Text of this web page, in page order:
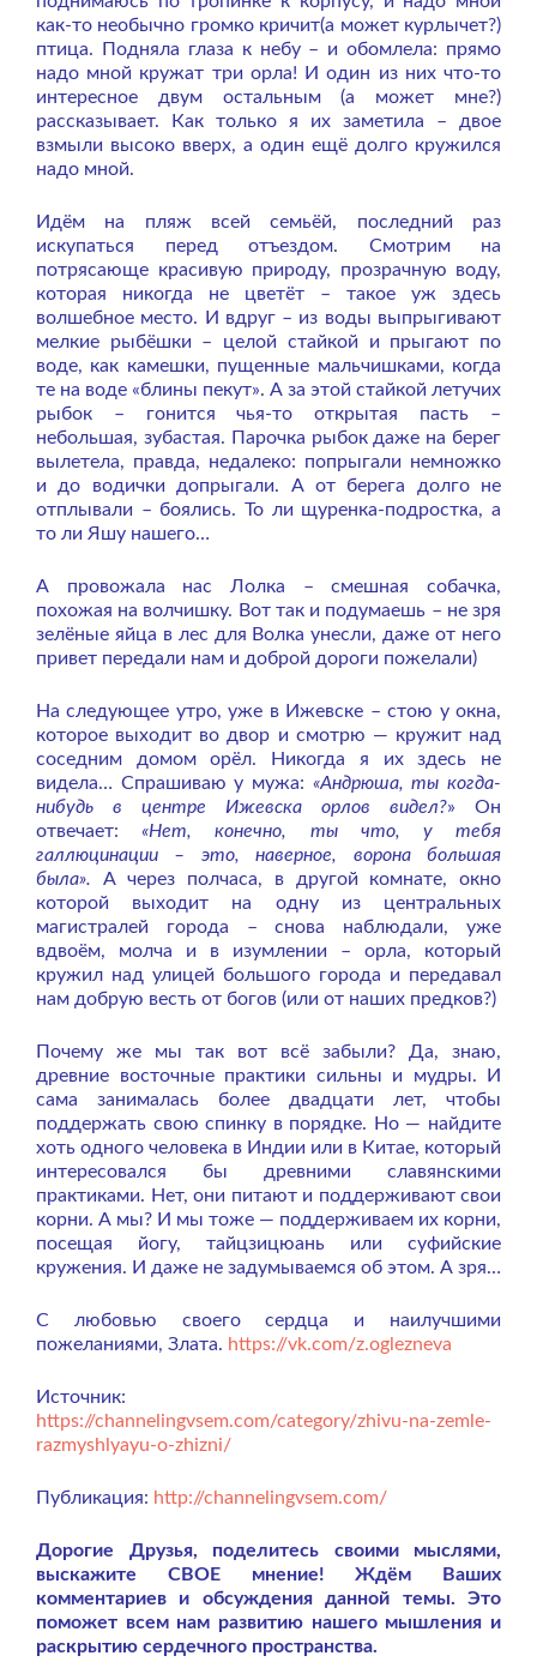
как-то необычно громко кричит(а может курлычет?)
птица. Подняла глаза к небу – и обомлела: прямо
надо мной кружат три орла! И один из них что-то
интересное двум остальным (а может мне?)
рассказывает. Как только я их заметила – двое
взмыли высоко вверх, а один ещё долго кружился
надо мной.
Идём на пляж всей семьёй, последний раз
искупаться перед отъездом. Смотрим на
потрясающе красивую природу, прозрачную воду,
которая никогда не цветёт – такое уж здесь
волшебное место. И вдруг – из воды выпрыгивают
мелкие рыбёшки – целой стайкой и прыгают по
воде, как камешки, пущенные мальчишками, когда
те на воде «блины пекут». А за этой стайкой летучих
рыбок – гонится чья-то открытая пасть –
небольшая, зубастая. Парочка рыбок даже на берег
вылетела, правда, недалеко: попрыгали немножко
и до водички допрыгали. А от берега долго не
отплывали – боялись. То ли щуренка-подростка, а
то ли Яшу нашего…
А провожала нас Лолка – смешная собачка,
похожая на волчишку. Вот так и подумаешь – не зря
зелёные яйца в лес для Волка унесли, даже от него
привет передали нам и доброй дороги пожелали)
На следующее утро, уже в Ижевске – стою у окна,
которое выходит во двор и смотрю — кружит над
соседним домом орёл. Никогда я их здесь не
видела… Спрашиваю у мужа: «Андрюша, ты когда-
нибудь в центре Ижевска орлов видел?» Он
отвечает:«Нет, конечно, ты что, у тебя
галлюцинации – это, наверное, ворона большая
была». А через полчаса, в другой комнате, окно
которой выходит на одну из центральных
магистралей города – снова наблюдали, уже
вдвоём, молча и в изумлении – орла, который
кружил над улицей большого города и передавал
нам добрую весть от богов (или от наших предков?)
Почему же мы так вот всё забыли? Да, знаю,
древние восточные практики сильны и мудры. И
сама занималась более двадцати лет, чтобы
поддержать свою спинку в порядке. Но — найдите
хоть одного человека в Индии или в Китае, который
интересовался бы древними славянскими
практиками. Нет, они питают и поддерживают свои
корни. А мы? И мы тоже — поддерживаем их корни,
посещая йогу, тайцзицюань или суфийские
кружения. И даже не задумываемся об этом. А зря…
С любовью своего сердца и наилучшими
пожеланиями, Злата. https://vk.com/z.oglezneva
Источник:
https://channelingvsem.com/category/zhivu-na-zemle-
razmyshlyayu-o-zhizni/
Публикация: http://channelingvsem.com/
Дорогие Друзья, поделитесь своими мыслями,
выскажите СВОЕ мнение! Ждём Ваших
комментариев и обсуждения данной темы. Это
поможет всем нам развитию нашего мышления и
раскрытию сердечного пространства.